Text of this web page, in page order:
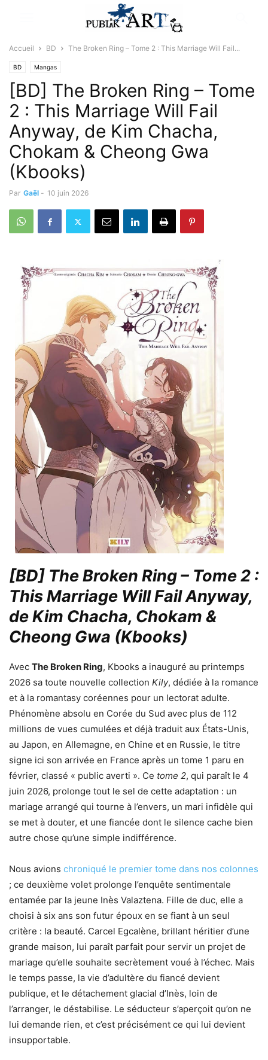
Accueil BD The Broken Ring – Tome 2 : This Marriage Will Fail...
BD Mangas
[BD] The Broken Ring – Tome
2 : This Marriage Will Fail
Anyway, de Kim Chacha,
Chokam & Cheong Gwa
(Kbooks)
Par Gaël - 10 juin 2026
[BD] The Broken Ring – Tome 2 :
This Marriage Will Fail Anyway,
de Kim Chacha, Chokam &
Cheong Gwa (Kbooks)
Avec The Broken Ring, Kbooks a inauguré au printemps
2026 sa toute nouvelle collection Kily, dédiée à la romance
et à la romantasy coréennes pour un lectorat adulte.
Phénomène absolu en Corée du Sud avec plus de 112
millions de vues cumulées et déjà traduit aux États-Unis,
au Japon, en Allemagne, en Chine et en Russie, le titre
signe ici son arrivée en France après un tome 1 paru en
février, classé « public averti ». Ce tome 2, qui paraît le 4
juin 2026, prolonge tout le sel de cette adaptation : un
mariage arrangé qui tourne à l’envers, un mari infidèle qui
se met à douter, et une fiancée dont le silence cache bien
autre chose qu’une simple indifférence.
Nous avions chroniqué le premier tome dans nos colonnes
; ce deuxième volet prolonge l’enquête sentimentale
entamée par la jeune Inès Valaztena. Fille de duc, elle a
choisi à six ans son futur époux en se fiant à un seul
critère : la beauté. Carcel Egcalène, brillant héritier d’une
grande maison, lui paraît parfait pour servir un projet de
mariage qu’elle souhaite secrètement voué à l’échec. Mais
le temps passe, la vie d’adultère du fiancé devient
publique, et le détachement glacial d’Inès, loin de
l’arranger, le déstabilise. Le séducteur s’aperçoit qu’on ne
lui demande rien, et c’est précisément ce qui lui devient
insupportable.